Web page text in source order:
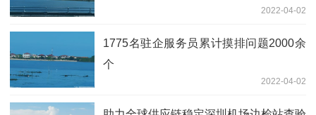
2022-04-02
1775名驻企服务员累计摸排问题2000余
个
2022-04-02